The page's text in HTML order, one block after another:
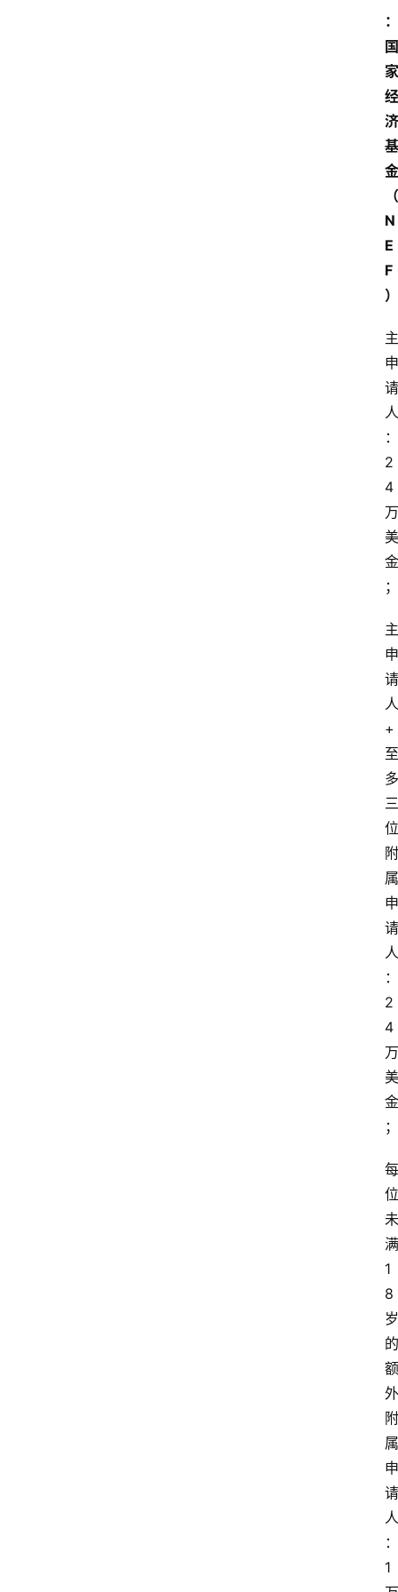
：
国
家
经
济
基
金
（
N
E
F
）
主
申
请
人
：
2
4
万
美
金
；
主
申
请
人
+
至
多
三
位
附
属
申
请
人
：
2
4
万
美
金
；
每
位
未
满
1
8
岁
的
额
外
附
属
申
请
人
：
1